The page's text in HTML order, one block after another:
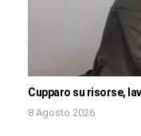
Cupparo su risorse,
8 Agosto 2026